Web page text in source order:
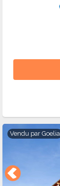
Vendu par Goelia